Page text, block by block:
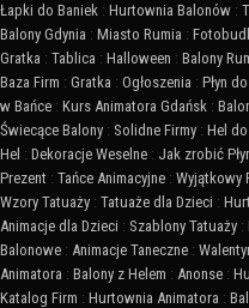
Łapki do Baniek : Hurtownia Balonów :
Balony Gdynia : Miasto Rumia :
Gratka : Tablica : Halloween : Balony
Baza Firm : Gratka : Ogłoszenia : Płyn
w Bańce : Kurs Animatora Gdańsk :
Świecące Balony : Solidne Firmy : Hel
Hel : Dekoracje Weselne : Jak zrobić
Prezent : Tańce Animacyjne : Wyjątkowy
Wzory Tatuaży : Tatuaże dla Dzieci :
Animacje dla Dzieci : Szablony Tatuaży :
Balonowe : Animacje Taneczne :
Animatora : Balony z Helem : Anonse :
Katalog Firm : Hurtownia Animatora :